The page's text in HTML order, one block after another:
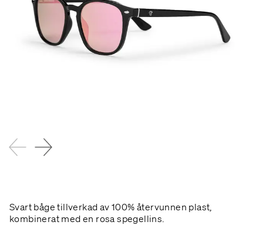
Svart båge tillverkad av 100% återvunnen plast,
kombinerat med en rosa spegellins.